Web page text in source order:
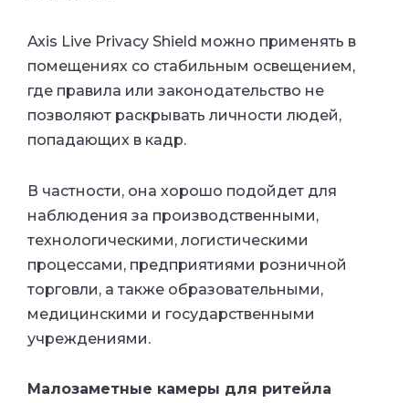
Axis Live Privacy Shield можно применять в
помещениях со стабильным освещением,
где правила или законодательство не
позволяют раскрывать личности людей,
попадающих в кадр.
В частности, она хорошо подойдет для
наблюдения за производственными,
технологическими, логистическими
процессами, предприятиями розничной
торговли, а также образовательными,
медицинскими и государственными
учреждениями.
Малозаметные камеры для ритейла